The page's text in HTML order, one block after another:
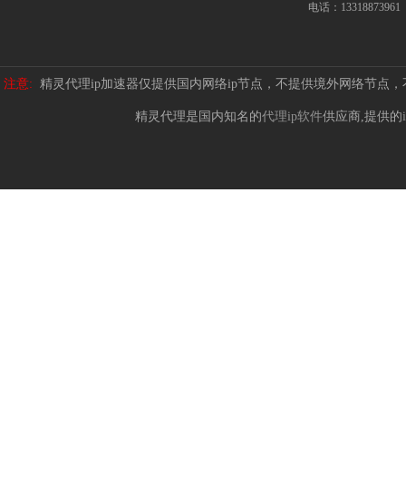
电话：13318873961
注意: 精灵代理ip加速器仅提供国内网络ip节点，不提供境外网络节点
精灵代理是国内知名的代理ip软件供应商,提供的